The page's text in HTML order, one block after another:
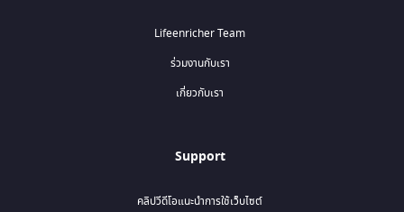
Lifeenricher Team
ร่วมงานกับเรา
เกี่ยวกับเรา
Support
คลิปวีดีโอแนะนำการใช้เว็บไซต์